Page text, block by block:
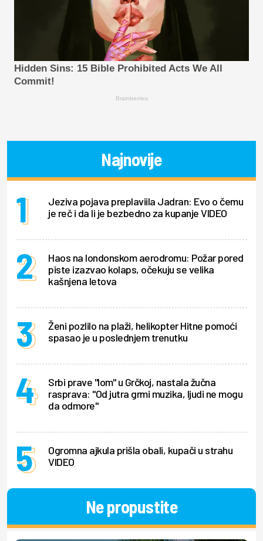
Hidden Sins: 15 Bible Prohibited Acts We All
Commit!
Brainberries
Najnovije
Jeziva pojava preplaviila Jadran: Evo o čemu
je reč i da li je bezbedno za kupanje VIDEO
Haos na londonskom aerodromu: Požar pored
piste izazvao kolaps, očekuju se velika
kašnjena letova
Ženi pozlilo na plaži, helikopter Hitne pomoći
spasao je u poslednjem trenutku
Srbi prave "lom" u Grčkoj, nastala žučna
rasprava: "Od jutra grmi muzika, ljudi ne mogu
da odmore"
Ogromna ajkula prišla obali, kupači u strahu
VIDEO
Ne propustite